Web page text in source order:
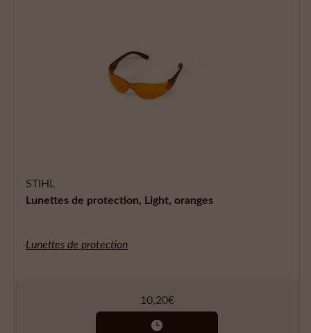
STIHL
Lunettes de protection, Light, oranges
Lunettes de protection
10,20€